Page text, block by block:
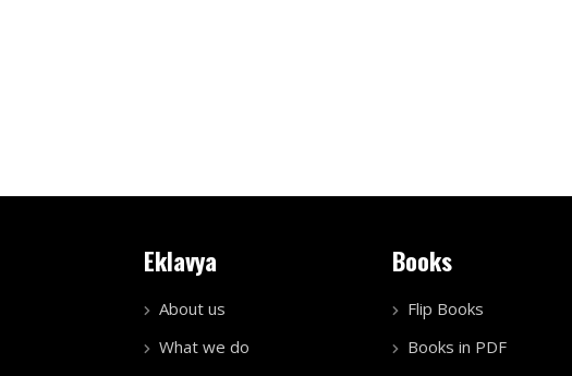
Eklavya
About us
What we do
Books
Flip Books
Books in PDF